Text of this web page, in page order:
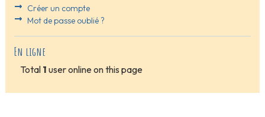
Créer un compte
Mot de passe oublié ?
En ligne
Total 1 user online on this page